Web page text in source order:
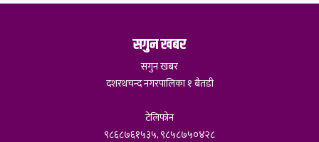
सगुन खबर
सगुन खबर
दशरथचन्द नगरपालिका १ बैतडी
टेलिफोन
९८६८७६१५३५, ९८५८७५०४२८